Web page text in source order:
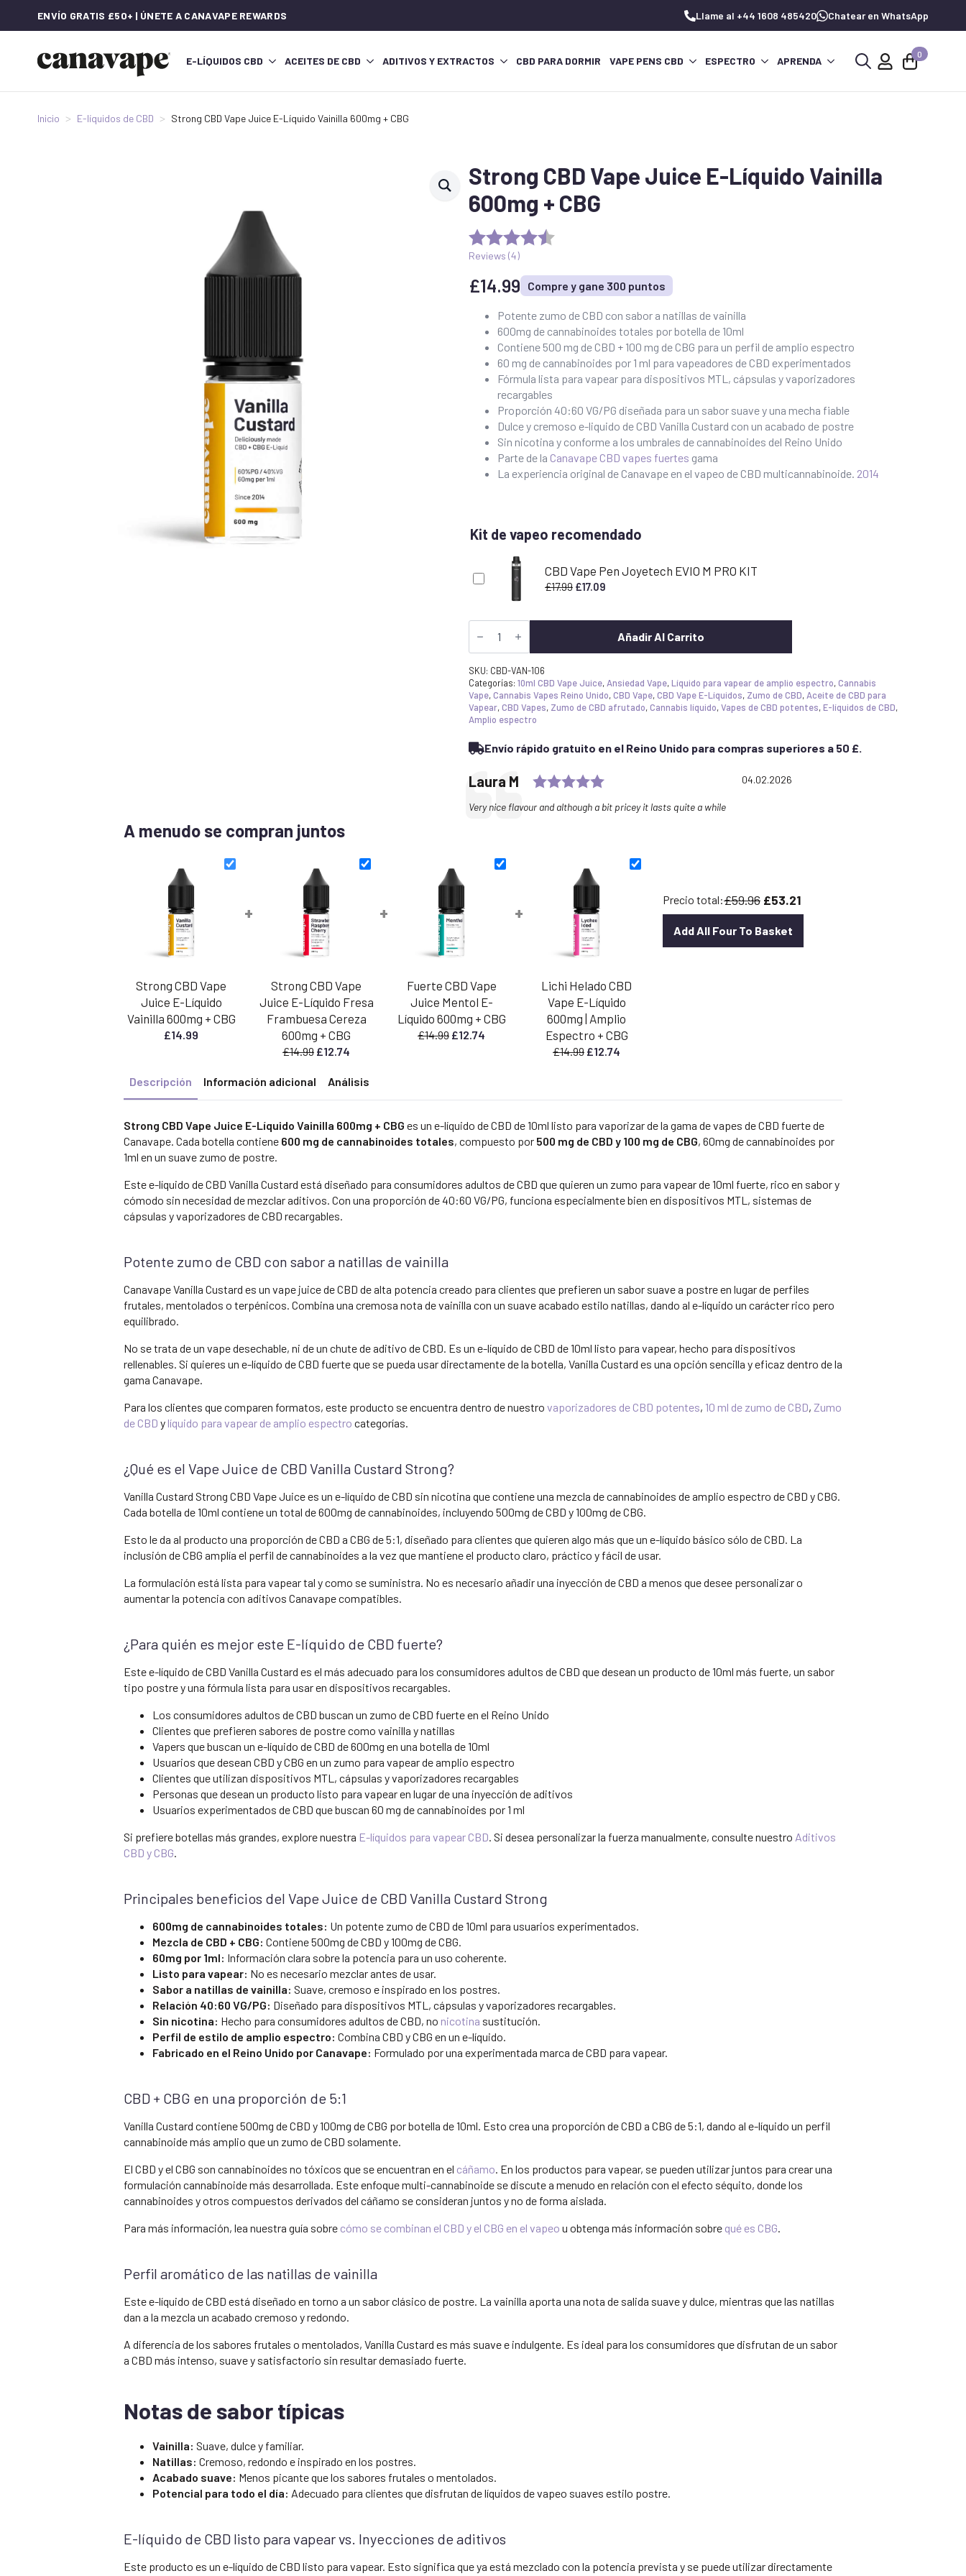
ENVÍO GRATIS £50+ | ÚNETE A CANAVAPE REWARDS Llame al +44 1608 485420 Chatear en WhatsApp
E-LÍQUIDOS CBD ACEITES DE CBD ADITIVOS Y EXTRACTOS CBD PARA DORMIR VAPE PENS CBD ESPECTRO APRENDA
0
Inicio E-líquidos de CBD Strong CBD Vape Juice E-Líquido Vainilla 600mg + CBG
Strong CBD Vape Juice E-Líquido Vainilla
600mg + CBG
Reviews (4)
£14.99 Compre y gane 300 puntos
Potente zumo de CBD con sabor a natillas de vainilla
600mg de cannabinoides totales por botella de 10ml
Contiene 500 mg de CBD + 100 mg de CBG para un perfil de amplio espectro
60 mg de cannabinoides por 1 ml para vapeadores de CBD experimentados
Fórmula lista para vapear para dispositivos MTL, cápsulas y vaporizadores
recargables
Proporción 40:60 VG/PG diseñada para un sabor suave y una mecha fiable
Dulce y cremoso e-liquido de CBD Vanilla Custard con un acabado de postre
Sin nicotina y conforme a los umbrales de cannabinoides del Reino Unido
Parte de la Canavape CBD vapes fuertes gama
La experiencia original de Canavape en el vapeo de CBD multicannabinoide. 2014
Kit de vapeo recomendado
CBD Vape Pen Joyetech EVIO M PRO KIT
£17.99 El
£17.09
es:
Strong
CBD
E-
líquido
Vanilla
Custard
600mg
CBG
cantidad
Añadir Al Carrito
SKU: CBD-VAN-106
Categorías: 10ml CBD Vape Juice, Ansiedad Vape,Líquido para vapear de amplio espectro,Cannabis
Vape,Cannabis Vapes Reino Unido,CBD Vape,CBD Vape E-Líquidos, Zumo de CBD, Aceite de CBD para
Vapear,CBD Vapes, Zumo de CBD afrutado,Cannabis líquido,Vapes de CBD potentes,E-líquidos de CBD,
Amplio espectro
Envío rápido gratuito en el Reino Unido para compras superiores a 50 £.
Testimonial
Author:
Laura M Rating: 5.0 out of 5 starsDate:
04.02.2026
Text:
Very nice flavour and although a bit pricey it lasts quite a while
A menudo se compran juntos
Strong CBD Vape
Juice E-Líquido
Vainilla 600mg + CBG
£14.99
+
Strong CBD Vape
Juice E-Líquido Fresa
Frambuesa Cereza
600mg + CBG
£14.99 El
original
era:
£12.74
actual
es:
+
Fuerte CBD Vape
Juice Mentol E-
Líquido 600mg + CBG
£14.99 El
£14.99.
£12.74
£12.74.
+
Lichi Helado CBD
Vape E-Líquido
600mg | Amplio
Espectro + CBG
£14.99 El
era:
£12.74
es:
Precio total:£59.96 £53.21
Add All Four To Basket
Descripción Información adicional Análisis
Strong CBD Vape Juice E-Líquido Vainilla 600mg + CBG es un e-líquido de CBD de 10ml listo para vaporizar de la gama de vapes de CBD fuerte de
Canavape. Cada botella contiene 600 mg de cannabinoides totales, compuesto por 500 mg de CBD y 100 mg de CBG, 60mg de cannabinoides por
1ml en un suave zumo de postre.
Este e-líquido de CBD Vanilla Custard está diseñado para consumidores adultos de CBD que quieren un zumo para vapear de 10ml fuerte, rico en sabor y
cómodo sin necesidad de mezclar aditivos. Con una proporción de 40:60 VG/PG, funciona especialmente bien en dispositivos MTL, sistemas de
cápsulas y vaporizadores de CBD recargables.
Potente zumo de CBD con sabor a natillas de vainilla
Canavape Vanilla Custard es un vape juice de CBD de alta potencia creado para clientes que prefieren un sabor suave a postre en lugar de perfiles
frutales, mentolados o terpénicos. Combina una cremosa nota de vainilla con un suave acabado estilo natillas, dando al e-líquido un carácter rico pero
equilibrado.
No se trata de un vape desechable, ni de un chute de aditivo de CBD. Es un e-líquido de CBD de 10ml listo para vapear, hecho para dispositivos
rellenables. Si quieres un e-líquido de CBD fuerte que se pueda usar directamente de la botella, Vanilla Custard es una opción sencilla y eficaz dentro de la
gama Canavape.
Para los clientes que comparen formatos, este producto se encuentra dentro de nuestro vaporizadores de CBD potentes, 10 ml de zumo de CBD, Zumo
de CBD y líquido para vapear de amplio espectro categorías.
¿Qué es el Vape Juice de CBD Vanilla Custard Strong?
Vanilla Custard Strong CBD Vape Juice es un e-líquido de CBD sin nicotina que contiene una mezcla de cannabinoides de amplio espectro de CBD y CBG.
Cada botella de 10ml contiene un total de 600mg de cannabinoides, incluyendo 500mg de CBD y 100mg de CBG.
Esto le da al producto una proporción de CBD a CBG de 5:1, diseñado para clientes que quieren algo más que un e-líquido básico sólo de CBD. La
inclusión de CBG amplía el perfil de cannabinoides a la vez que mantiene el producto claro, práctico y fácil de usar.
La formulación está lista para vapear tal y como se suministra. No es necesario añadir una inyección de CBD a menos que desee personalizar o
aumentar la potencia con aditivos Canavape compatibles.
¿Para quién es mejor este E-líquido de CBD fuerte?
Este e-líquido de CBD Vanilla Custard es el más adecuado para los consumidores adultos de CBD que desean un producto de 10ml más fuerte, un sabor
tipo postre y una fórmula lista para usar en dispositivos recargables.
Los consumidores adultos de CBD buscan un zumo de CBD fuerte en el Reino Unido
Clientes que prefieren sabores de postre como vainilla y natillas
Vapers que buscan un e-líquido de CBD de 600mg en una botella de 10ml
Usuarios que desean CBD y CBG en un zumo para vapear de amplio espectro
Clientes que utilizan dispositivos MTL, cápsulas y vaporizadores recargables
Personas que desean un producto listo para vapear en lugar de una inyección de aditivos
Usuarios experimentados de CBD que buscan 60 mg de cannabinoides por 1 ml
Si prefiere botellas más grandes, explore nuestra E-líquidos para vapear CBD . Si desea personalizar la fuerza manualmente, consulte nuestro Aditivos
CBD y CBG
Principales beneficios del Vape Juice de CBD Vanilla Custard Strong
600mg de cannabinoides totales: Un potente zumo de CBD de 10ml para usuarios experimentados.
Mezcla de CBD + CBG: Contiene 500mg de CBD y 100mg de CBG.
60mg por 1ml: Información clara sobre la potencia para un uso coherente.
Listo para vapear: No es necesario mezclar antes de usar.
Sabor a natillas de vainilla: Suave, cremoso e inspirado en los postres.
Relación 40:60 VG/PG: Diseñado para dispositivos MTL, cápsulas y vaporizadores recargables.
Sin nicotina: Hecho para consumidores adultos de CBD, no nicotina sustitución.
Perfil de estilo de amplio espectro: Combina CBD y CBG en un e-líquido.
Fabricado en el Reino Unido por Canavape: Formulado por una experimentada marca de CBD para vapear.
CBD + CBG en una proporción de 5:1
Vanilla Custard contiene 500mg de CBD y 100mg de CBG por botella de 10ml. Esto crea una proporción de CBD a CBG de 5:1, dando al e-líquido un perfil
cannabinoide más amplio que un zumo de CBD solamente.
El CBD y el CBG son cannabinoides no tóxicos que se encuentran en el cáñamo . En los productos para vapear, se pueden utilizar juntos para crear una
formulación cannabinoide más desarrollada. Este enfoque multi-cannabinoide se discute a menudo en relación con el efecto séquito, donde los
cannabinoides y otros compuestos derivados del cáñamo se consideran juntos y no de forma aislada.
Para más información, lea nuestra guía sobre cómo se combinan el CBD y el CBG en el vapeo u obtenga más información sobre qué es CBG
Perfil aromático de las natillas de vainilla
Este e-líquido de CBD está diseñado en torno a un sabor clásico de postre. La vainilla aporta una nota de salida suave y dulce, mientras que las natillas
dan a la mezcla un acabado cremoso y redondo.
A diferencia de los sabores frutales o mentolados, Vanilla Custard es más suave e indulgente. Es ideal para los consumidores que disfrutan de un sabor
a CBD más intenso, suave y satisfactorio sin resultar demasiado fuerte.
Notas de sabor típicas
Vainilla: Suave, dulce y familiar.
Natillas: Cremoso, redondo e inspirado en los postres.
Acabado suave: Menos picante que los sabores frutales o mentolados.
Potencial para todo el día: Adecuado para clientes que disfrutan de líquidos de vapeo suaves estilo postre.
E-líquido de CBD listo para vapear vs. Inyecciones de aditivos
Este producto es un e-líquido de CBD listo para vapear. Esto significa que ya está mezclado con la potencia prevista y se puede utilizar directamente